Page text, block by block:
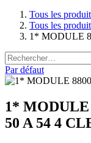
Tous les
Tous les
1* MODULE
Par défaut
1* MODULE
50 A 54 4